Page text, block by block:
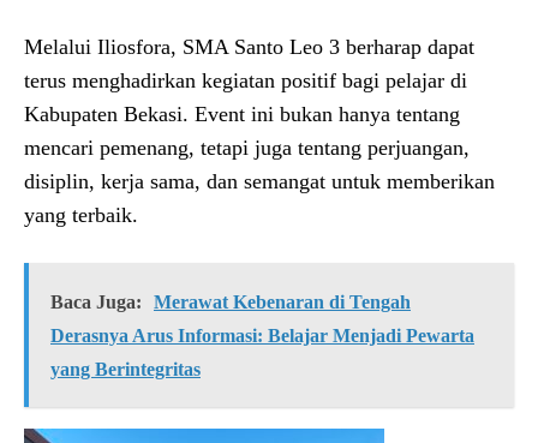
Melalui Iliosfora, SMA Santo Leo 3 berharap dapat
terus menghadirkan kegiatan positif bagi pelajar di
Kabupaten Bekasi. Event ini bukan hanya tentang
mencari pemenang, tetapi juga tentang perjuangan,
disiplin, kerja sama, dan semangat untuk memberikan
yang terbaik.
Baca Juga:
Merawat Kebenaran di Tengah
Derasnya Arus Informasi: Belajar Menjadi Pewarta
yang Berintegritas